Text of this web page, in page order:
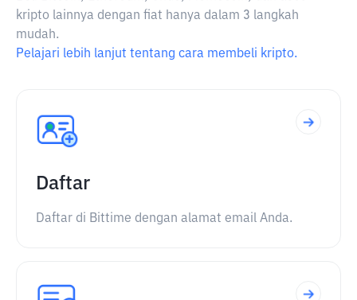
kripto lainnya dengan fiat hanya dalam 3 langkah
mudah.
Pelajari lebih lanjut tentang cara membeli kripto.
Daftar
Daftar di Bittime dengan alamat email Anda.